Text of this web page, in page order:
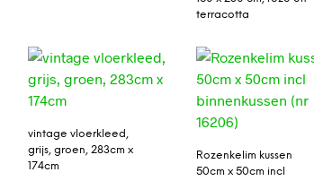
terracotta
vintage vloerkleed,
grijs, groen, 283cm x
174cm
Rozenkelim kussen
50cm x 50cm incl